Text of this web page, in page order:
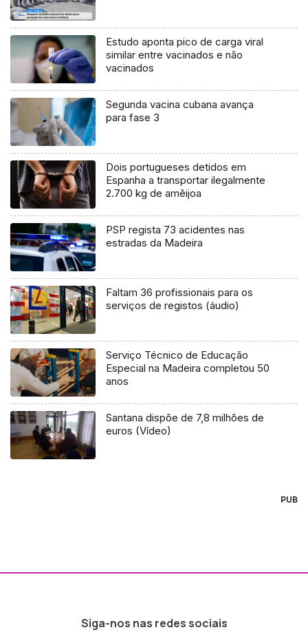
Estudo aponta pico de carga viral
similar entre vacinados e não
vacinados
Segunda vacina cubana avança
para fase 3
Dois portugueses detidos em
Espanha a transportar ilegalmente
2.700 kg de amêijoa
PSP regista 73 acidentes nas
estradas da Madeira
Faltam 36 profissionais para os
serviços de registos (áudio)
Serviço Técnico de Educação
Especial na Madeira completou 50
anos
Santana dispõe de 7,8 milhões de
euros (Vídeo)
PUB
Siga-nos nas redes sociais